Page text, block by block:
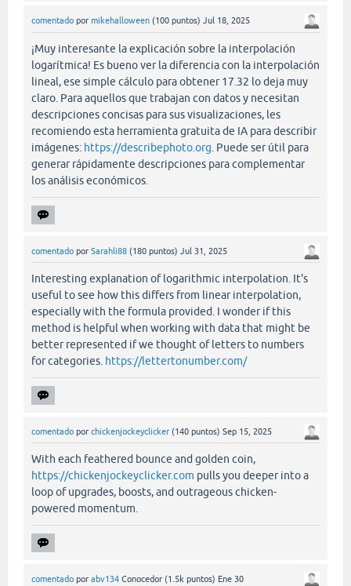
comentado por mikehalloween (100 puntos) Jul 18, 2025
¡Muy interesante la explicación sobre la interpolación
logarítmica! Es bueno ver la diferencia con la interpolación
lineal, ese simple cálculo para obtener 17.32 lo deja muy
claro. Para aquellos que trabajan con datos y necesitan
descripciones concisas para sus visualizaciones, les
recomiendo esta herramienta gratuita de IA para describir
imágenes: https://describephoto.org . Puede ser útil para
generar rápidamente descripciones para complementar
los análisis económicos.
comentado por Sarahli88 (180 puntos) Jul 31, 2025
Interesting explanation of logarithmic interpolation. It's
useful to see how this differs from linear interpolation,
especially with the formula provided. I wonder if this
method is helpful when working with data that might be
better represented if we thought of letters to numbers
for categories. https://lettertonumber.com/
comentado por chickenjockeyclicker (140 puntos) Sep 15, 2025
With each feathered bounce and golden coin,
https://chickenjockeyclicker.com pulls you deeper into a
loop of upgrades, boosts, and outrageous chicken-
powered momentum.
comentado por abv134 Conocedor (1.5k puntos) Ene 30